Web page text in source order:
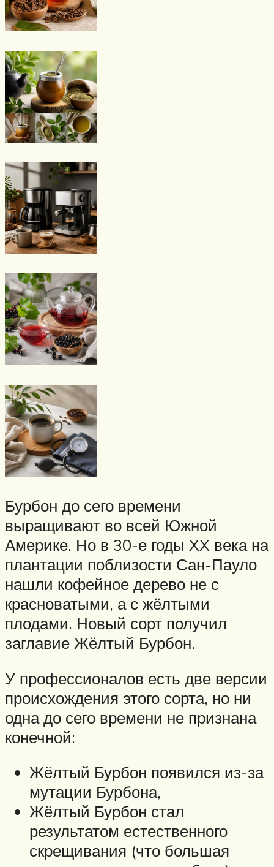
Бурбон до сего времени
выращивают во всей Южной
Америке. Но в 30-е годы XX века на
плантации поблизости Сан-Пауло
нашли кофейное дерево не с
красноватыми, а с жёлтыми
плодами. Новый сорт получил
заглавие Жёлтый Бурбон.
У профессионалов есть две версии
происхождения этого сорта, но ни
одна до сего времени не признана
конечной:
Жёлтый Бурбон появился из-за
мутации Бурбона,
Жёлтый Бурбон стал
результатом естественного
скрещивания (что большая